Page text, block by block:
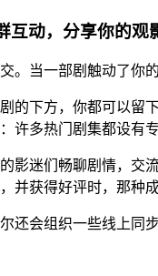
互动，分享你的观
。当一部剧触动了你
的下方，你都可以留
许多热门剧集都设有
影迷们畅聊剧情，交
并获得好评时，那种
还会组织一些线上同